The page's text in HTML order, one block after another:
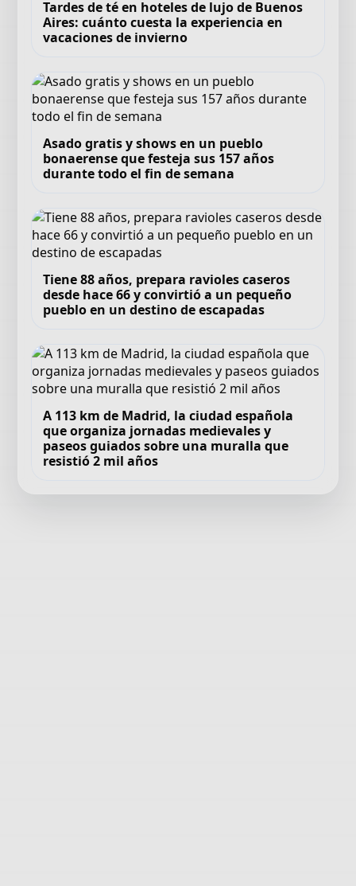
Tardes de té en hoteles de lujo de Buenos
Aires: cuánto cuesta la experiencia en
vacaciones de invierno
Asado gratis y shows en un pueblo
bonaerense que festeja sus 157 años
durante todo el fin de semana
Tiene 88 años, prepara ravioles caseros
desde hace 66 y convirtió a un pequeño
pueblo en un destino de escapadas
A 113 km de Madrid, la ciudad española
que organiza jornadas medievales y
paseos guiados sobre una muralla que
resistió 2 mil años